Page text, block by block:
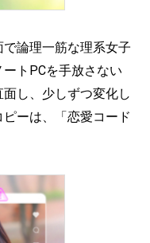
論理一筋な理系女子
トPCを手放さない
し、少しずつ変化し
ーは、「恋愛コード